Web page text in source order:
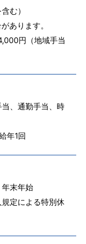
む）
あります。
円（地域手当
、通勤手当、時
年1回
末年始
定による特別休